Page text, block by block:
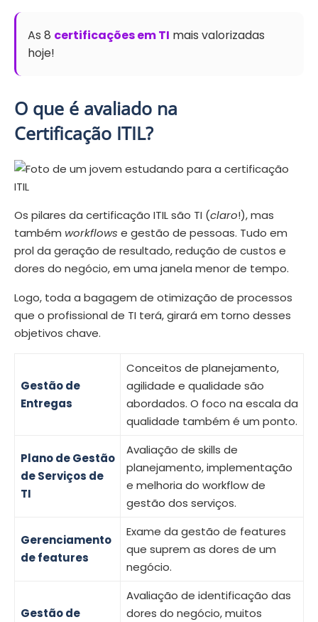
As 8 certificações em TI mais valorizadas
hoje!
O que é avaliado na
Certificação ITIL?
Os pilares da certificação ITIL são TI (claro!), mas
também workflows e gestão de pessoas. Tudo em
prol da geração de resultado, redução de custos e
dores do negócio, em uma janela menor de tempo.
Logo, toda a bagagem de otimização de processos
que o profissional de TI terá, girará em torno desses
objetivos chave.
Gestão de
Entregas
Conceitos de planejamento,
agilidade e qualidade são
abordados. O foco na escala da
qualidade também é um ponto.
Plano de Gestão
de Serviços de
TI
Avaliação de skills de
planejamento, implementação
e melhoria do workflow de
gestão dos serviços.
Gerenciamento
de features
Exame da gestão de features
que suprem as dores de um
negócio.
Gestão de
Avaliação de identificação das
dores do negócio, muitos